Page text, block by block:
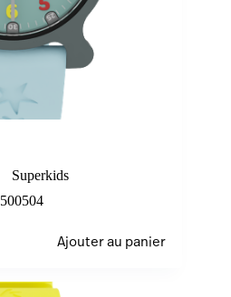
Superkids
500504
Ajouter au panier